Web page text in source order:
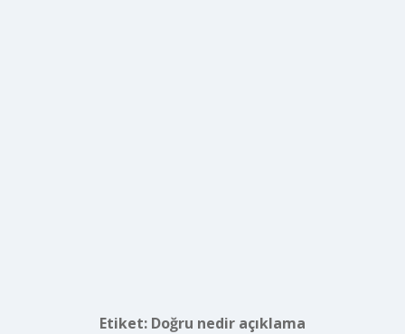
Etiket: Doğru nedir açıklama